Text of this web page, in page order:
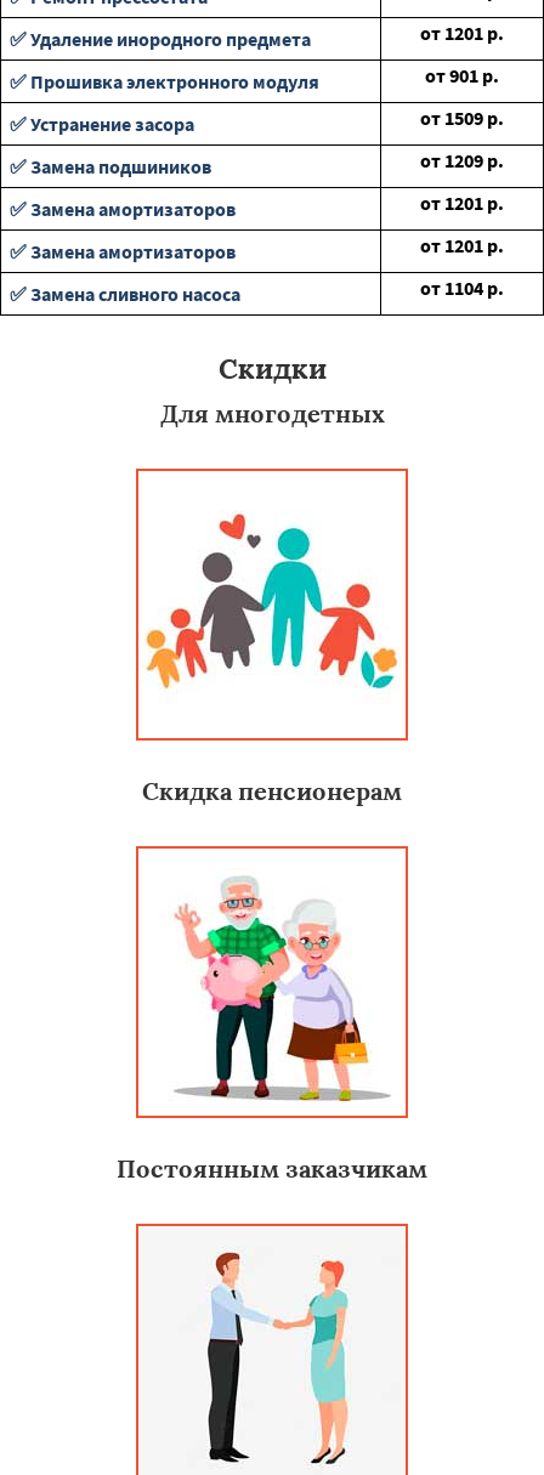
✅ Удаление инородного предмета
от 1201 р.
✅ Прошивка электронного модуля
от901 р.
✅ Устранение засора
от 1509 р.
✅ Замена подшиников
от 1209 р.
✅ Замена амортизаторов
от 1201 р.
✅ Замена амортизаторов
от 1201 р.
✅ Замена сливного насоса
от 1104 р.
Скидки
Для многодетных
Скидка пенсионерам
Постоянным заказчикам